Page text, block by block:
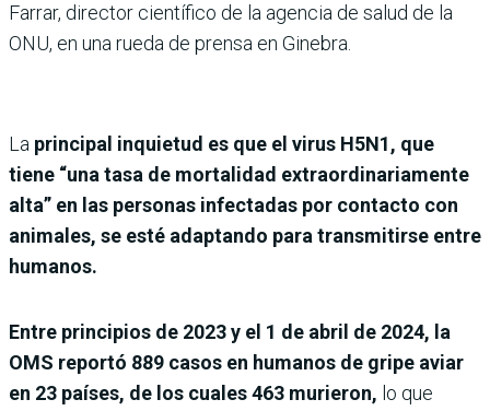
Farrar, director científico de la agencia de salud de la
ONU, en una rueda de prensa en Ginebra.
La principal inquietud es que el virus H5N1, que
tiene “una tasa de mortalidad extraordinariamente
alta” en las personas infectadas por contacto con
animales, se esté adaptando para transmitirse entre
humanos.
Entre principios de 2023 y el 1 de abril de 2024, la
OMS reportó 889 casos en humanos de gripe aviar
en 23 países, de los cuales 463 murieron, lo que